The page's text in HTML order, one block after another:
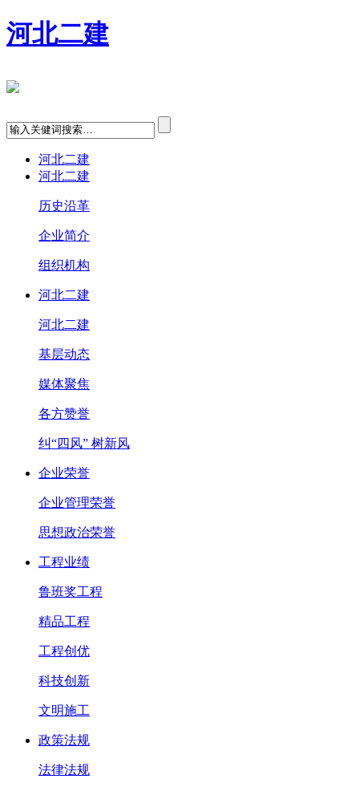
河北二建
河北二建
河北二建
历史沿革
企业简介
组织机构
河北二建
河北二建
基层动态
媒体聚焦
各方赞誉
纠“四风” 树新风
企业荣誉
企业管理荣誉
思想政治荣誉
工程业绩
鲁班奖工程
精品工程
工程创优
科技创新
文明施工
政策法规
法律法规